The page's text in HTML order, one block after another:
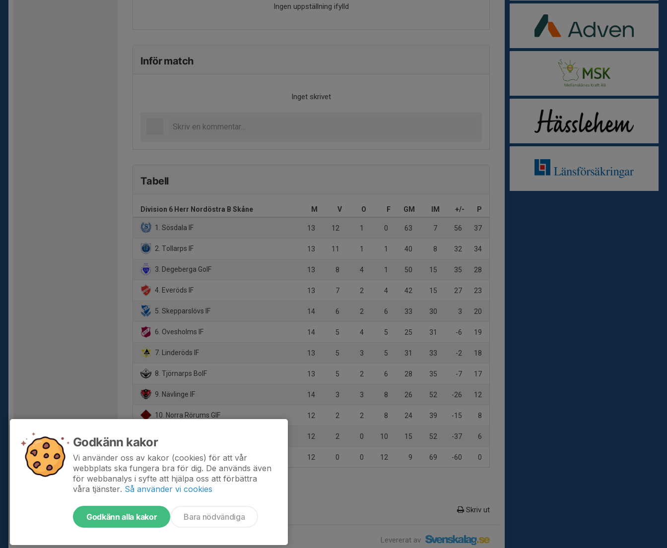
Ingen uppställning ifylld
Inför match
Inget skrivet
Tabell
Division 6 Herr Nordöstra B Skåne M V O F GM IM +/- P
1. Sösdala IF 13 12 1 0 63 7 56 37
2. Tollarps IF 13 11 1 1 40 8 32 34
3. Degeberga GoIF 13 8 4 1 50 15 35 28
4. Everöds IF 13 7 2 4 42 15 27 23
5. Skepparslövs IF 14 6 2 6 33 30 3 20
6. Ovesholms IF 14 5 4 5 25 31 -6 19
7. Linderöds IF 13 5 3 5 31 33 -2 18
8. Tjörnarps BoIF 13 5 2 6 28 35 -7 17
9. Nävlinge IF 14 3 3 8 26 52 -26 12
10. Norra Rörums GIF 12 2 2 8 24 39 -15 8
12 2 0 10 15 52 -37 6
12. Huaröds IF 12 0 0 12 9 69 -60 0
Skriv ut
Levererat av
Godkänn kakor
Vi använder oss av kakor (cookies) för att vår
webbplats ska fungera bra för dig. De används även
för webbanalys i syfte att hjälpa oss att förbättra
våra tjänster. Så använder vi cookies
Godkänn alla kakor Bara nödvändiga